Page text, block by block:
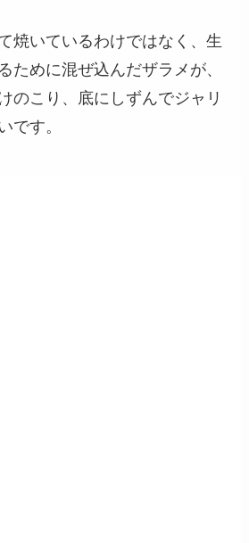
焼いているわけではなく、生
ために混ぜ込んだザラメが、
のこり、底にしずんでジャリ
です。